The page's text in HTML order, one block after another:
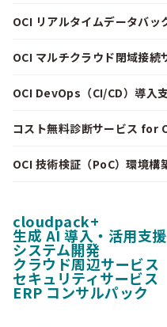
OCI リアルタイムデータバッ
OCI マルチクラウド閉域接続
OCI DevOps（CI/CD）導入
コスト無料診断サービス for
OCI 技術検証（PoC）環境構
cloudpack+
生成 AI 導入・活用支
システム開発
クラウド周辺サービス
セキュリティサービス
ERP コンサルパック